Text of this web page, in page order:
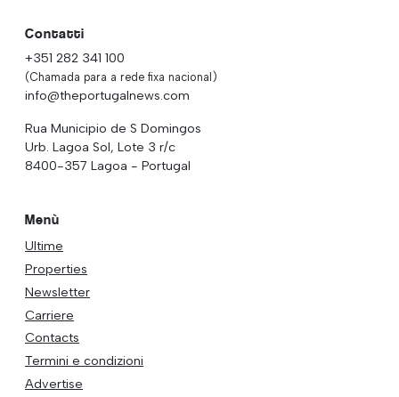
Contatti
+351 282 341 100
(Chamada para a rede fixa nacional)
info@theportugalnews.com
Rua Municipio de S Domingos
Urb. Lagoa Sol, Lote 3 r/c
8400-357 Lagoa - Portugal
Menù
Ultime
Properties
Newsletter
Carriere
Contacts
Termini e condizioni
Advertise